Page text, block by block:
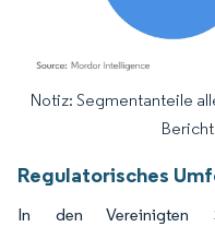
Bild © Mordor Intelligence.
Notiz: Segmentanteile
Regulatorisches
In den Vereinigten